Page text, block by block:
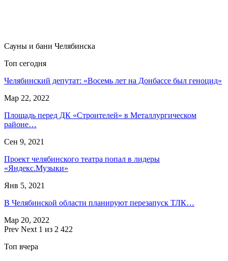
Сауны и бани Челябинска
Топ сегодня
Челябинский депутат: «Восемь лет на Донбассе был геноцид»
Мар 22, 2022
Площадь перед ДК «Строителей» в Металлургическом
районе…
Сен 9, 2021
Проект челябинского театра попал в лидеры
«Яндекс.Музыки»
Янв 5, 2021
В Челябинской области планируют перезапуск ТЛК…
Мар 20, 2022
Prev Next 1 из 2 422
Топ вчера